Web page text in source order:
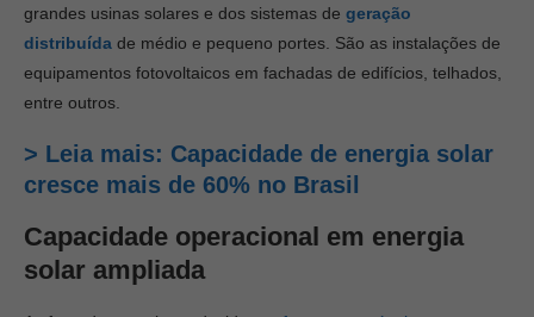
grandes usinas solares e dos sistemas de geração
distribuída de médio e pequeno portes. São as instalações de
equipamentos fotovoltaicos em fachadas de edifícios, telhados,
entre outros.
> Leia mais: Capacidade de energia solar
cresce mais de 60% no Brasil
Capacidade operacional em energia
solar ampliada